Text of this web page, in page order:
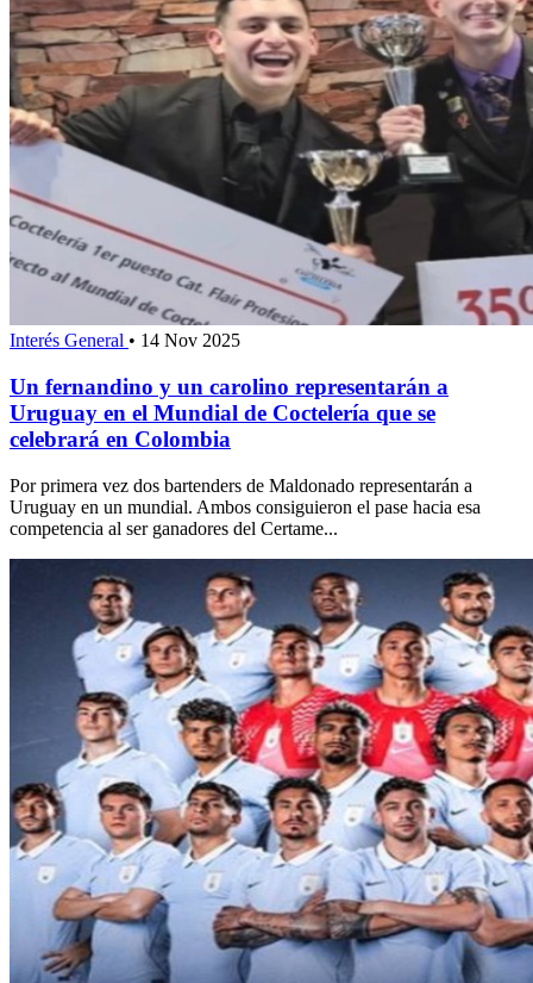
Interés General • 14 Nov 2025
Un fernandino y un carolino representarán a
Uruguay en el Mundial de Coctelería que se
celebrará en Colombia
Por primera vez dos bartenders de Maldonado representarán a
Uruguay en un mundial. Ambos consiguieron el pase hacia esa
competencia al ser ganadores del Certame...